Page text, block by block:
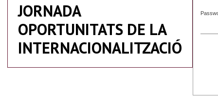
JORNADA
OPORTUNITATS DE LA
INTERNACIONALITZACIÓ